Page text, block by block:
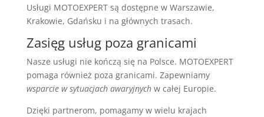
Usługi MOTOEXPERT są dostępne w Warszawie,
Krakowie, Gdańsku i na głównych trasach.
Zasięg usług poza granicami
Nasze usługi nie kończą się na Polsce. MOTOEXPERT
pomaga również poza granicami. Zapewniamy
wsparcie w sytuacjach awaryjnychw całej Europie.
Dzięki partnerom, pomagamy w wielu krajach